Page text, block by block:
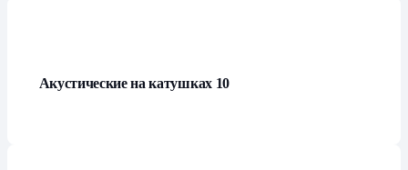
Акустические на катушках 10